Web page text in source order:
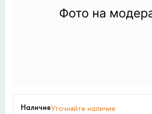
НаличиеУточняйте наличие